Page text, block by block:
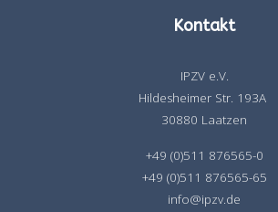
Kontakt
IPZV e.V.
Hildesheimer Str. 193A
30880 Laatzen
+49 (0)511 876565-0
+49 (0)511 876565-65
info@ipzv.de